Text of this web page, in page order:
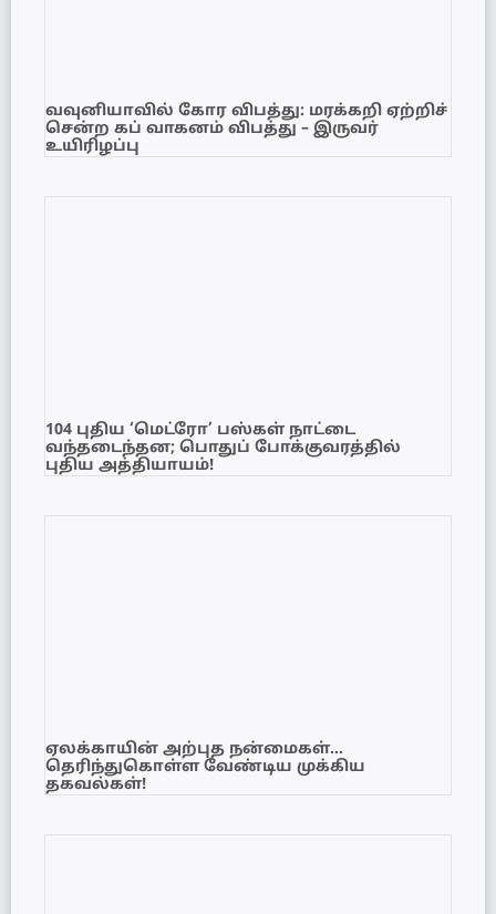
வவுனியாவில் கோர விபத்து: மரக்கறி ஏற்றிச்
சென்ற கப் வாகனம் விபத்து – இருவர்
உயிரிழப்பு
104 புதிய ‘மெட்ரோ’ பஸ்கள் நாட்டை
வந்தடைந்தன; பொதுப் போக்குவரத்தில்
புதிய அத்தியாயம்!
ஏலக்காயின் அற்புத நன்மைகள்…
தெரிந்துகொள்ள வேண்டிய முக்கிய
தகவல்கள்!